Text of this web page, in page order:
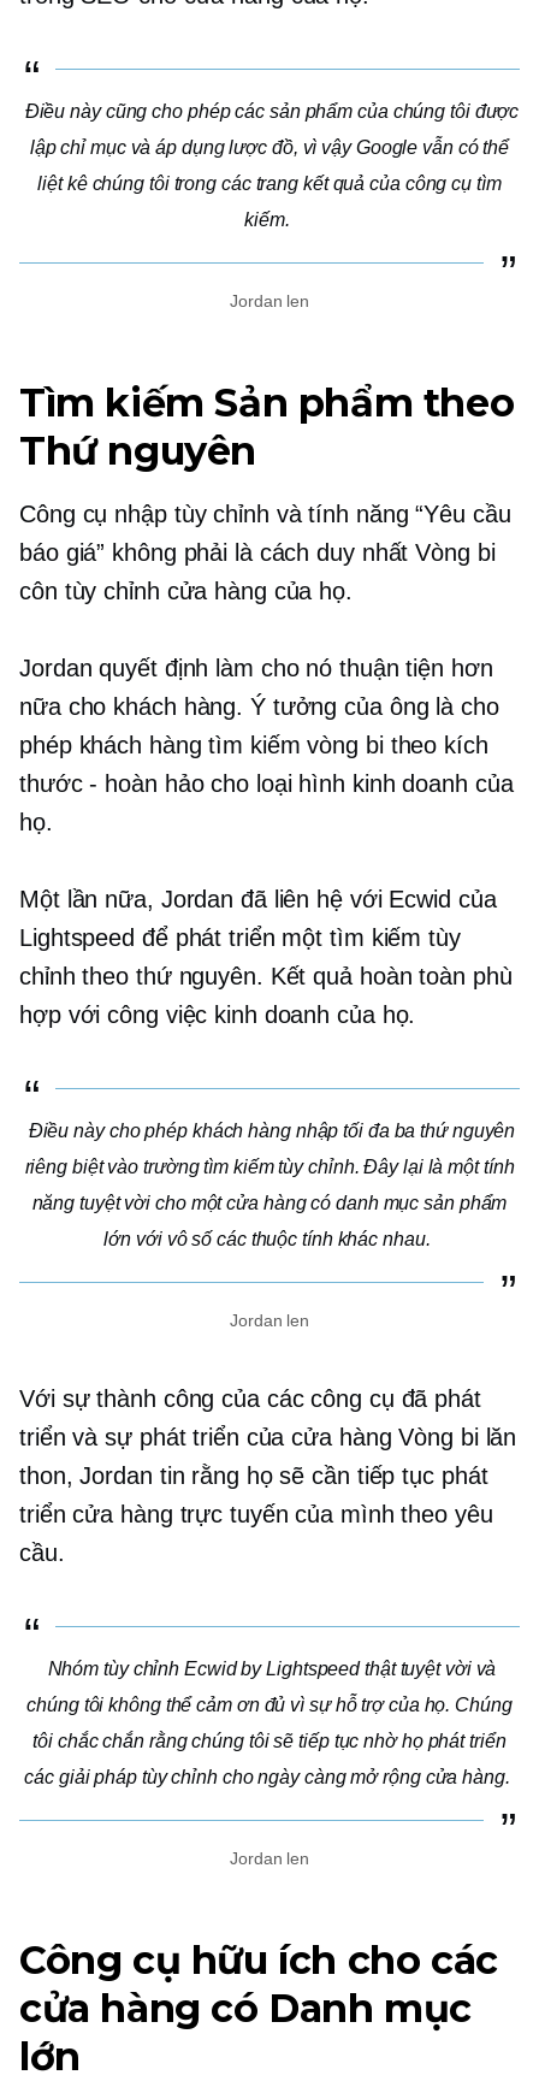
Điều này cũng cho phép các sản phẩm của chúng tôi được
lập chỉ mục và áp dụng lược đồ, vì vậy Google vẫn có thể
liệt kê chúng tôi trong các trang kết quả của công cụ tìm
kiếm.
Jordan len
Tìm kiếm Sản phẩm theo
Thứ nguyên
Công cụ nhập tùy chỉnh và tính năng “Yêu cầu
báo giá” không phải là cách duy nhất Vòng bi
côn tùy chỉnh cửa hàng của họ.
Jordan quyết định làm cho nó thuận tiện hơn
nữa cho khách hàng. Ý tưởng của ông là cho
phép khách hàng tìm kiếm vòng bi theo kích
thước - hoàn hảo cho loại hình kinh doanh của
họ.
Một lần nữa, Jordan đã liên hệ với Ecwid của
Lightspeed để phát triển một tìm kiếm tùy
chỉnh theo thứ nguyên. Kết quả hoàn toàn phù
hợp với công việc kinh doanh của họ.
Điều này cho phép khách hàng nhập tối đa ba thứ nguyên
riêng biệt vào trường tìm kiếm tùy chỉnh. Đây lại là một tính
năng tuyệt vời cho một cửa hàng có danh mục sản phẩm
lớn với vô số các thuộc tính khác nhau.
Jordan len
Với sự thành công của các công cụ đã phát
triển và sự phát triển của cửa hàng Vòng bi lăn
thon, Jordan tin rằng họ sẽ cần tiếp tục phát
triển cửa hàng trực tuyến của mình theo yêu
cầu.
Nhóm tùy chỉnh Ecwid by Lightspeed thật tuyệt vời và
chúng tôi không thể cảm ơn đủ vì sự hỗ trợ của họ. Chúng
tôi chắc chắn rằng chúng tôi sẽ tiếp tục nhờ họ phát triển
các giải pháp tùy chỉnh chongày càng mở rộngcửa hàng.
Jordan len
Công cụ hữu ích cho các
cửa hàng có Danh mục
lớn